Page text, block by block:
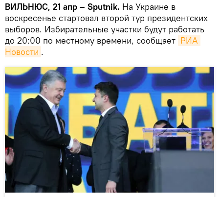
ВИЛЬНЮС, 21 апр – Sputnik. На Украине в
воскресенье стартовал второй тур президентских
выборов. Избирательные участки будут работать
до 20:00 по местному времени, сообщает РИА
Новости .